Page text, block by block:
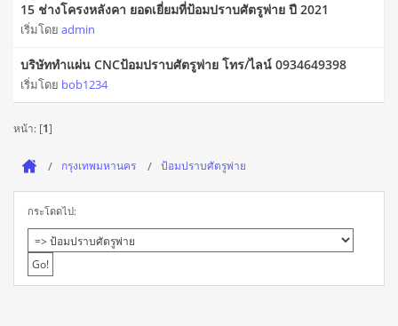
15 ช่างโครงหลังคา ยอดเยี่ยมที่ป้อมปราบศัตรูพ่าย ปี 2021
เริ่มโดย admin
บริษัททำแผ่น CNCป้อมปราบศัตรูพ่าย โทร/ไลน์ 0934649398
เริ่มโดย bob1234
หน้า: [1]
กรุงเทพมหานคร ป้อมปราบศัตรูพ่าย
กระโดดไป: